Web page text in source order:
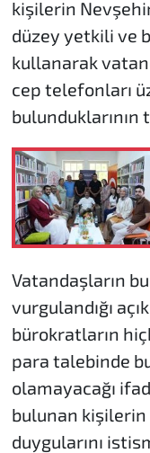
kişilerin
düzey yetkili ve
kullanarak
cep telefonları
Vatandaşların
vurgulandığı
bürokratların
para talebinde
olamayacağı
bulunan kişilerin
duygularını